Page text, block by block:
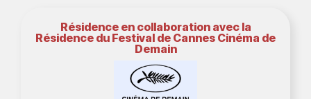
Résidence en collaboration avec la
Résidence du Festival de Cannes Cinéma de
Demain